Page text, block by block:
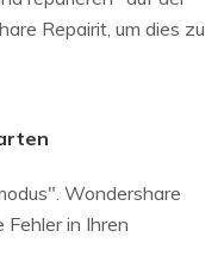
Repairit, um dies zu
Wondershare
Fehler in Ihren